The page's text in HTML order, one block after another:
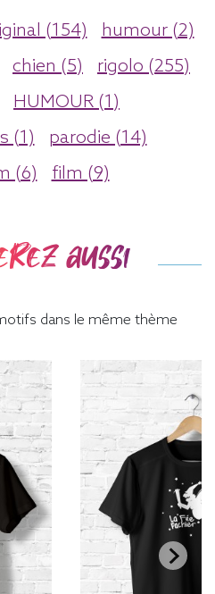
(154)
humour (2)
chien (5)
rigolo (255)
HUMOUR (1)
(1)
parodie (14)
(6)
film (9)
aussi
dans le même thème